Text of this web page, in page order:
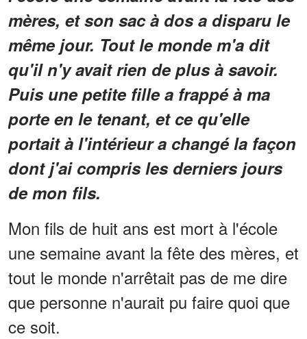
mères, et son sac à dos a disparu le
même jour. Tout le monde m'a dit
qu'il n'y avait rien de plus à savoir.
Puis une petite fille a frappé à ma
porte en le tenant, et ce qu'elle
portait à l'intérieur a changé la façon
dont j'ai compris les derniers jours
de mon fils.
Mon fils de huit ans est mort à l'école
une semaine avant la fête des mères, et
tout le monde n'arrêtait pas de me dire
que personne n'aurait pu faire quoi que
ce soit.